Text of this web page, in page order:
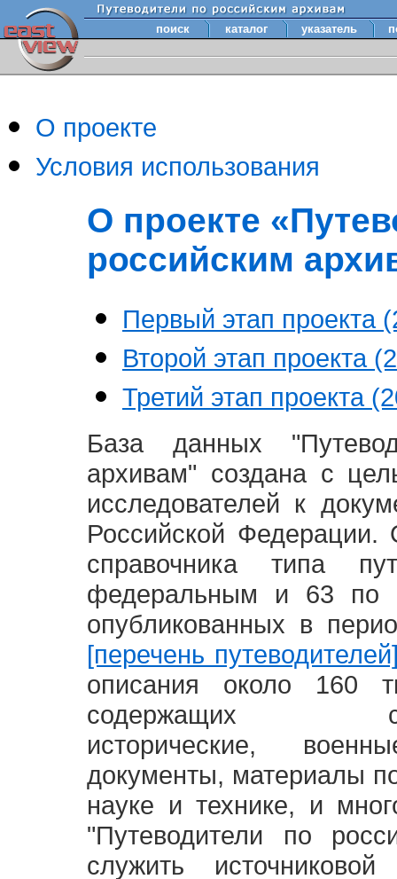
поиск каталог указатель
О проекте
Условия использования
О проекте
российским
Первый этап проекта
Второй этап проекта
Третий этап проекта
База данных
архивам" создана с
исследователей к
Российской
справочника типа
федеральным и 63 по
опубликованных в
[перечень
описания около 160
содержащих
исторические,
документы, материалы
науке и технике, и
"Путеводители по
служить